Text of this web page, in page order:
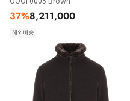
37%8,211,000
해외배송